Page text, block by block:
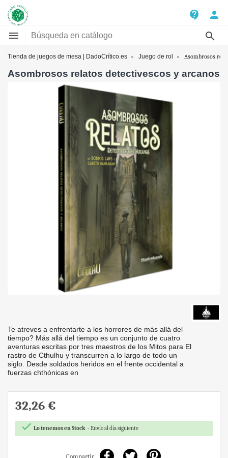
contact_support
person


Tienda de juegos de mesa | DadoCrítico.es Juego de rol Asombrosos
Asombrosos relatos detectivescos y arcanos
Te atreves a enfrentarte a los horrores de más allá del
tiempo? Más allá del tiempo es un conjunto de cuatro
aventuras escritas por tres maestros de los Mitos para El
rastro de Cthulhu y transcurren a lo largo de todo un
siglo. Desde soldados heridos en el frente occidental a
fuerzas chthónicas en
32,26 €
 Lo tenemos en Stock Envío al día siguiente